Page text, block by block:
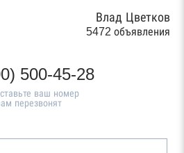
Влад Цветков
5472 объявления
500-45-28
ваш номер
перезвонят